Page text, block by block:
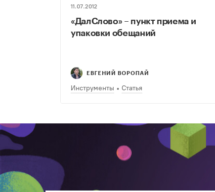
11.07.2012
«ДалСлово» – пункт приема и
упаковки обещаний
ЕВГЕНИЙ ВОРОПАЙ
Инструменты Статья